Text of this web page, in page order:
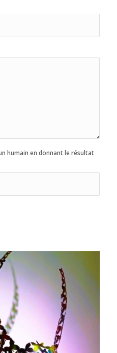
humain en donnant le résultat